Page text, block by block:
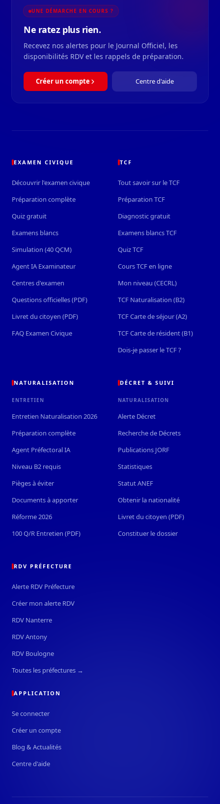
UNE DÉMARCHE EN COURS ?
Ne ratez plus rien.
Recevez nos alertes pour le Journal Officiel, les
disponibilités RDV et les rappels de préparation.
Créer un compte Centre d'aide
EXAMEN CIVIQUE
Découvrir l'examen civique
Préparation complète
Quiz gratuit
Examens blancs
Simulation (40 QCM)
Agent IA Examinateur
Centres d'examen
Questions officielles (PDF)
Livret du citoyen (PDF)
FAQ Examen Civique
TCF
Tout savoir sur le TCF
Préparation TCF
Diagnostic gratuit
Examens blancs TCF
Quiz TCF
Cours TCF en ligne
Mon niveau (CECRL)
TCF Naturalisation (B2)
TCF Carte de séjour (A2)
TCF Carte de résident (B1)
Dois-je passer le TCF ?
NATURALISATION
ENTRETIEN
Entretien Naturalisation 2026
Préparation complète
Agent Préfectoral IA
Niveau B2 requis
Pièges à éviter
Documents à apporter
Réforme 2026
100 Q/R Entretien (PDF)
DÉCRET & SUIVI
NATURALISATION
Alerte Décret
Recherche de Décrets
Publications JORF
Statistiques
Statut ANEF
Obtenir la nationalité
Livret du citoyen (PDF)
Constituer le dossier
RDV PRÉFECTURE
Alerte RDV Préfecture
Créer mon alerte RDV
RDV Nanterre
RDV Antony
RDV Boulogne
Toutes les préfectures →
APPLICATION
Se connecter
Créer un compte
Blog & Actualités
Centre d'aide